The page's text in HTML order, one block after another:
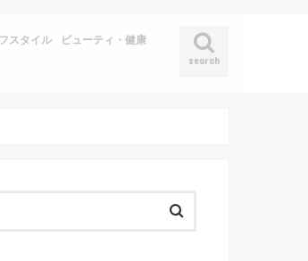
search
スタイル ビューティ・健康